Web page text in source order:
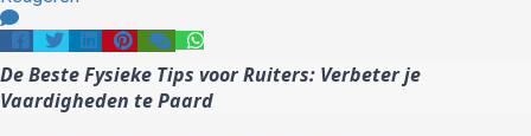
De Beste Fysieke Tips voor Ruiters: Verbeter je
Vaardigheden te Paard